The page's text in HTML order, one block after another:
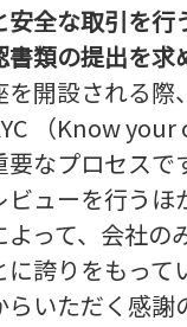
安全な取引を
類の提出を求
を開設される際
（Know
要なプロセスで
ビューを行うほ
よって、会社
に誇りをもって
いただく感謝